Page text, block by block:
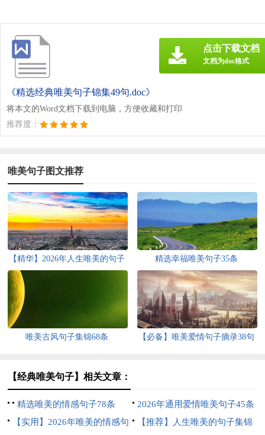
《精选经典唯美句子锦集49句.doc》
将本文的Word文档下载到电脑，方便收藏和打印
推荐度：
点击下载文档
文档为doc格式
唯美句子图文推荐
【精华】2026年人生唯美的句子
精选幸福唯美句子35条
唯美古风句子集锦68条 【必备】唯美爱情句子摘录38句
【经典唯美句子】相关文章：
精选唯美的情感句子78条
2026年通用爱情唯美句子45条
【实用】2026年唯美的情感句
【推荐】人生唯美的句子集锦